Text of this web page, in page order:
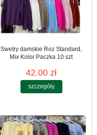
Swetry damskie Roz Standard,
Mix Kolor Paczka 10 szt
42.00 zł
szczegóły